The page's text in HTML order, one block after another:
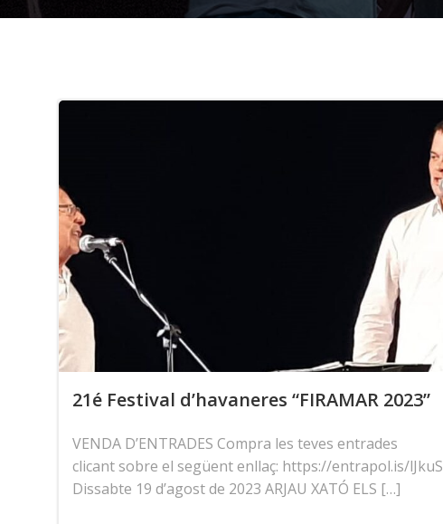
21é Festival d’havaneres “FIRAMAR 2023”
VENDA D’ENTRADES Compra les teves entrades
clicant sobre el següent enllaç: https://entrapol.is/lJkuS
Dissabte 19 d’agost de 2023 ARJAU XATÓ ELS […]